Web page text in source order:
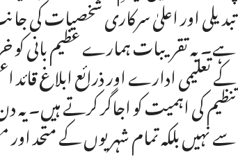
تبدیلی اور اعلیٰ سرکاری شخصیات کی
ہے۔ یہ تقریبات ہمارے عظیم بانی کو
کے تعلیمی ادارے اور ذرائع ابلاغ
تنظیم کی اہمیت کو اجاگر کرتے ہیں۔
سے نہیں بلکہ تمام شہریوں کے متحد